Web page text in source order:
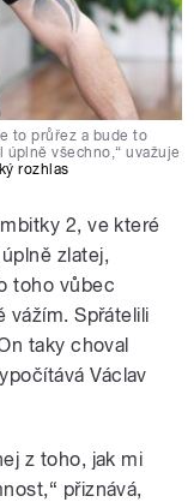
to průřez a bude to
všechno,“ uvažuje
rozhlas
2, ve které
zlatej,
toho vůbec
vážím. Spřátelili
taky choval
Václav
z toho, jak mi
přiznává,